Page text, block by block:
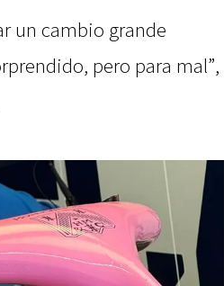
un cambio grande
pero para mal”,